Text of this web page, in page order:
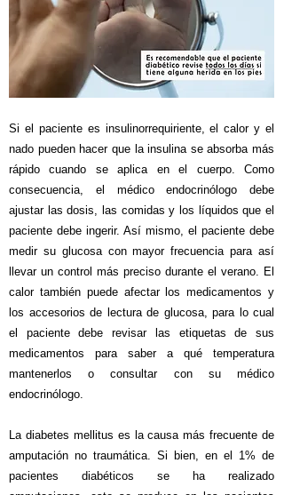
Si el paciente es insulinorrequiriente, el calor y el
nado pueden hacer que la insulina se absorba más
rápido cuando se aplica en el cuerpo. Como
consecuencia, el médico endocrinólogo debe
ajustar las dosis, las comidas y los líquidos que el
paciente debe ingerir. Así mismo, el paciente debe
medir su glucosa con mayor frecuencia para así
llevar un control más preciso durante el verano. El
calor también puede afectar los medicamentos y
los accesorios de lectura de glucosa, para lo cual
el paciente debe revisar las etiquetas de sus
medicamentos para saber a qué temperatura
mantenerlos o consultar con su médico
endocrinólogo.
La diabetes mellitus es la causa más frecuente de
amputación no traumática. Si bien, en el 1% de
pacientes diabéticos se ha realizado